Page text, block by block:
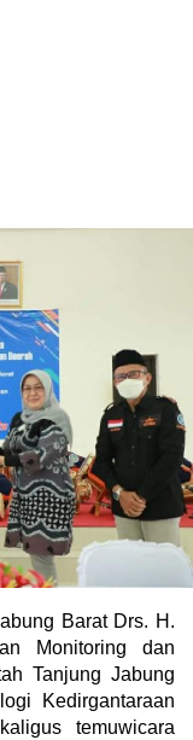
Barat Drs. H.
Monitoring dan
Tanjung Jabung
Kedirgantaraan
temuwicara